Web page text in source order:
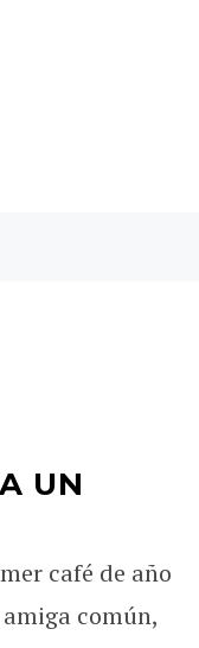
UN
café de año
común,